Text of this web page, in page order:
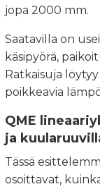
jopa 2000 mm.
Saatavilla on
käsipyörä,
Ratkaisuja
poikkeavia
QME
ja
Tässä
osoittavat,